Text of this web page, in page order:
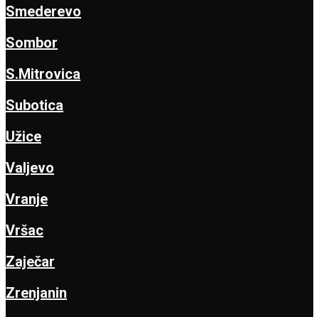
Smederevo
Sombor
S.Mitrovica
Subotica
Užice
Valjevo
Vranje
Vršac
Zaječar
Zrenjanin